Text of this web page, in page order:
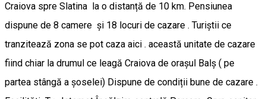
Craiova spre Slatina la o distanță de 10 km. Pensiunea
dispune de 8 camere și 18 locuri de cazare . Turiștii ce
tranzitează zona se pot caza aici . această unitate de cazare
fiind chiar la drumul ce leagă Craiova de orașul Balș ( pe
partea stângă a șoselei) Dispune de condiții bune de cazare .